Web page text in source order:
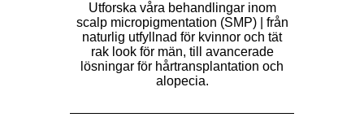
Utforska våra behandlingar inom
scalp micropigmentation (SMP) | från
naturlig utfyllnad för kvinnor och tät
rak look för män, till avancerade
lösningar för hårtransplantation och
alopecia.